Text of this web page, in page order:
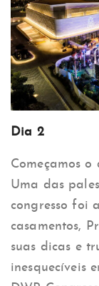
Dia 2
Começamos o
Uma das
congresso foi
casamentos,
suas dicas e
inesquecíveis